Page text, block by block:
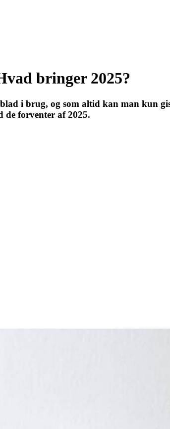
bringer 2025?
i brug, og som altid kan man kun
forventer af 2025.